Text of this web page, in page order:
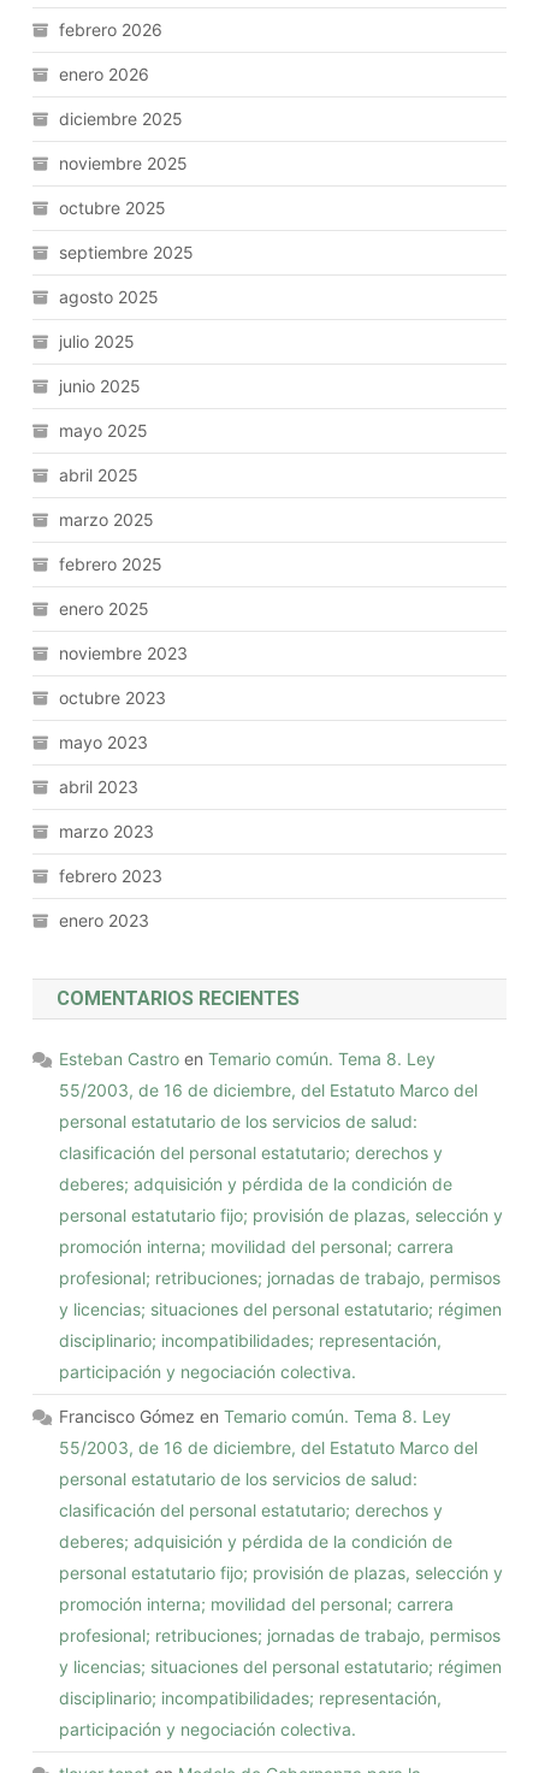
febrero 2026
enero 2026
diciembre 2025
noviembre 2025
octubre 2025
septiembre 2025
agosto 2025
julio 2025
junio 2025
mayo 2025
abril 2025
marzo 2025
febrero 2025
enero 2025
noviembre 2023
octubre 2023
mayo 2023
abril 2023
marzo 2023
febrero 2023
enero 2023
COMENTARIOS RECIENTES
Esteban Castro enTemario común. Tema 8. Ley
55/2003, de 16 de diciembre, del Estatuto Marco del
personal estatutario de los servicios de salud:
clasificación del personal estatutario; derechos y
deberes; adquisición y pérdida de la condición de
personal estatutario fijo; provisión de plazas, selección y
promoción interna; movilidad del personal; carrera
profesional; retribuciones; jornadas de trabajo, permisos
y licencias; situaciones del personal estatutario; régimen
disciplinario; incompatibilidades; representación,
participación y negociación colectiva.
Francisco Gómez enTemario común. Tema 8. Ley
55/2003, de 16 de diciembre, del Estatuto Marco del
personal estatutario de los servicios de salud:
clasificación del personal estatutario; derechos y
deberes; adquisición y pérdida de la condición de
personal estatutario fijo; provisión de plazas, selección y
promoción interna; movilidad del personal; carrera
profesional; retribuciones; jornadas de trabajo, permisos
y licencias; situaciones del personal estatutario; régimen
disciplinario; incompatibilidades; representación,
participación y negociación colectiva.